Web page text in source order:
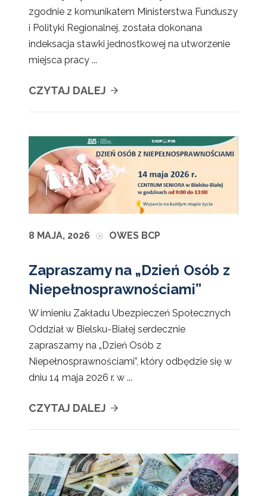
zgodnie z komunikatem Ministerstwa Funduszy
i Polityki Regionalnej, została dokonana
indeksacja stawki jednostkowej na utworzenie
miejsca pracy ...
CZYTAJ DALEJ
8 MAJA, 2026 OWES BCP
Zapraszamy na „Dzień Osób z
Niepełnosprawnościami”
W imieniu Zakładu Ubezpieczeń Społecznych
Oddział w Bielsku-Białej serdecznie
zapraszamy na „Dzień Osób z
Niepełnosprawnościami”, który odbędzie się w
dniu 14 maja 2026 r. w ...
CZYTAJ DALEJ